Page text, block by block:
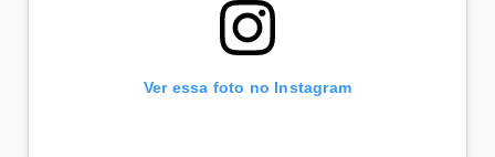
Ver essa foto no Instagram